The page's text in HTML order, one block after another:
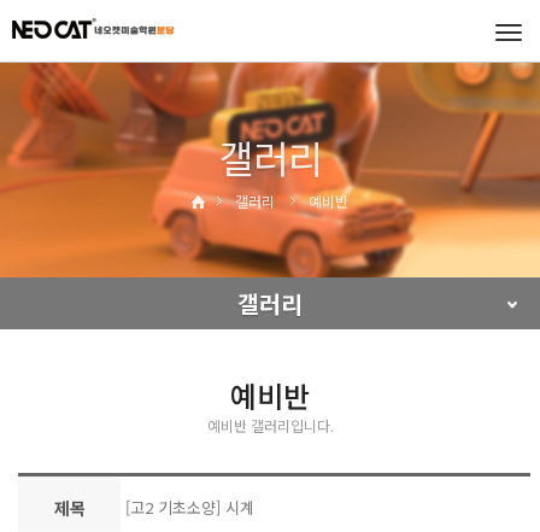
갤러리
갤러리 예비반
갤러리
예비반
예비반 갤러리입니다.
제목 [고2 기초소양] 시계